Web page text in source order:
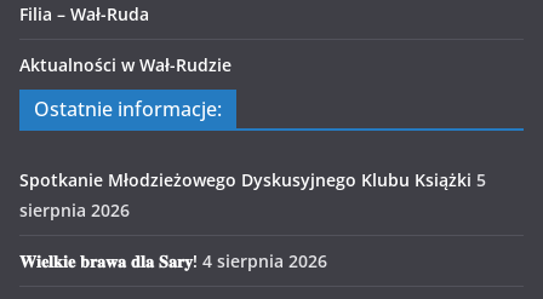
Filia – Wał-Ruda
Aktualności w Wał-Rudzie
Ostatnie informacje:
Spotkanie Młodzieżowego Dyskusyjnego Klubu Książki 5
sierpnia 2026
𝐖𝐢𝐞𝐥𝐤𝐢𝐞 𝐛𝐫𝐚𝐰𝐚 𝐝𝐥𝐚 𝐒𝐚𝐫𝐲! 4 sierpnia 2026